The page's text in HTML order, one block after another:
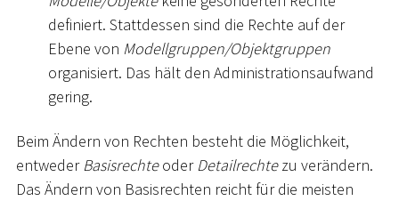
definiert. Stattdessen sind die Rechte auf der
Ebene von Modellgruppen/Objektgruppen
organisiert. Das hält den Administrationsaufwand
gering.
Beim Ändern von Rechten besteht die Möglichkeit,
entwederBasisrechteoderDetailrechtezu verändern.
Das Ändern von Basisrechten reicht für die meisten